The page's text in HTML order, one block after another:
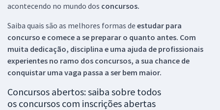
acontecendo no mundo dos concursos.
Saiba quais são as melhores formas de estudar para
concurso e comece a se preparar o quanto antes. Com
muita dedicação, disciplina e uma ajuda de profissionais
experientes no ramo dos concursos, a sua chance de
conquistar uma vaga passa a ser bem maior.
Concursos abertos: saiba sobre todos
os concursos com inscrições abertas